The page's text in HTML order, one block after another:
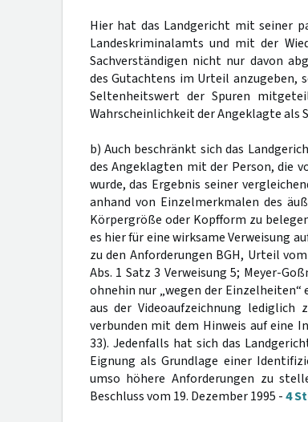
Hier hat das Landgericht mit seiner
Landeskriminalamts und mit der
Sachverständigen nicht nur davon
des Gutachtens im Urteil anzugeben,
Seltenheitswert der Spuren
Wahrscheinlichkeit der Angeklagte als
b) Auch beschränkt sich das
des Angeklagten mit der Person, die
wurde, das Ergebnis seiner
anhand von Einzelmerkmalen des
Körpergröße oder Kopfform zu
es hier für eine wirksame Verweisung
zu den Anforderungen BGH, Urteil
Abs. 1 Satz 3 Verweisung 5; Meyer-
ohnehin nur „wegen der
aus der Videoaufzeichnung
verbunden mit dem Hinweis auf eine
33). Jedenfalls hat sich das
Eignung als Grundlage einer
umso höhere Anforderungen zu
Beschluss vom 19. Dezember 1995 -4